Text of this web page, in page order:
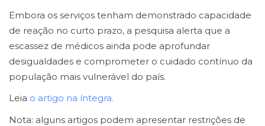
Embora os serviços tenham demonstrado capacidade
de reação no curto prazo, a pesquisa alerta que a
escassez de médicos ainda pode aprofundar
desigualdades e comprometer o cuidado contínuo da
população mais vulnerável do país.
Leia o artigo na íntegra.
Nota: alguns artigos podem apresentar restrições de